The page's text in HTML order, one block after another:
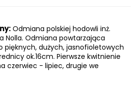
Odmiana polskiej hodowli inż.
Nolla. Odmiana powtarzająca
pięknych, dużych, jasnofioletowych
ok.16cm. Pierwsze kwitnienie
czerwiec - lipiec, drugie we